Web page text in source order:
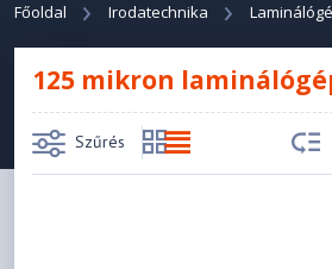
Főoldal Irodatechnika
125 mikron
Szűrés